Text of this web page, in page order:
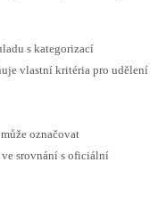
s kategorizací
vlastní kritéria pro udělení
označovat
srovnání s oficiální